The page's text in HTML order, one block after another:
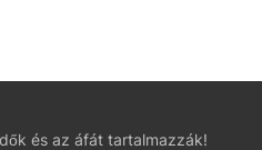
és az áfát tartalmazzák!